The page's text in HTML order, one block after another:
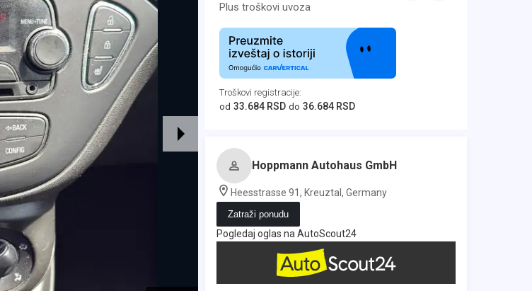
Plus troškovi uvoza
Troškovi registracije:
od 33.684 RSD do 36.684 RSD
Hoppmann Autohaus GmbH
Heesstrasse 91, Kreuztal, Germany
Zatraži ponudu
Pogledaj oglas na AutoScout24